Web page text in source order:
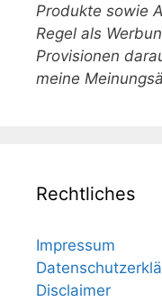
Produkte sowie
Regel als
Provisionen
meine
Rechtliches
Impressum
Disclaimer